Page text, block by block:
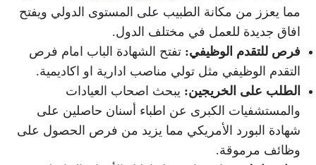
مما يعزز من مكانة الطبيب على المستوى الدولي ويفتح
افاق جديدة للعمل في مختلف الدول.
فرص للتقدم الوظيفي: تفتح الشهادة الباب امام فرص
التقدم الوظيفي مثل تولي مناصب ادارية او اكاديمية.
الطلب على الخريجين: يبحث اصحاب العيادات
والمستشفيات الكبرى عن اطباء أسنان حاصلين على
شهادة البورد الأمريكي مما يزيد من فرص الحصول على
وظائف مرموقة.